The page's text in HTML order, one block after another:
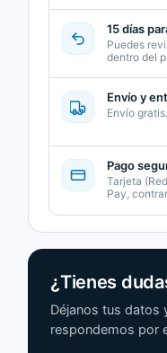
15 días
Puedes
dentro del
Envío y
Envío
Pago
Tarjeta
Pay,
¿Tienes
Déjanos tus datos
respondemos por